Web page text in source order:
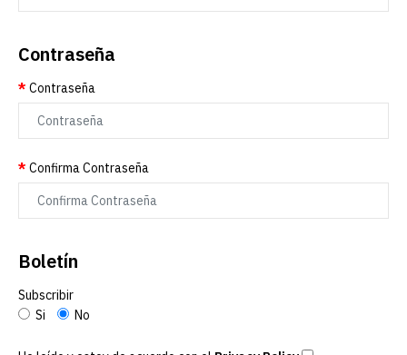
Contraseña
Contraseña
Confirma Contraseña
Boletín
Subscribir
Si
No